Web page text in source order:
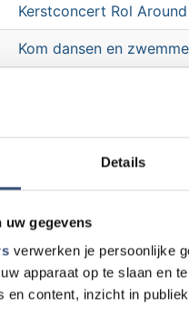
Details
uw gegevens
verwerken je persoonlijke
apparaat op te slaan en
en content, inzicht in
Kerstconcert Rol Around
Kom dansen en
Midwintermarkt bij Entrez
Oliebol bak wedstrijd
Kerstreis naar de